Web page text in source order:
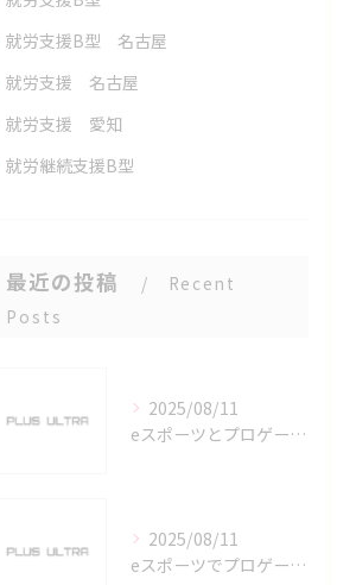
就労支援B型 名古屋
就労支援 名古屋
就労支援 愛知
就労継続支援B型
最近の投稿
Recent
Posts
2025/08/11
eスポーツとプロゲーマーを六番町駅で目指すための実践ガイド
2025/08/11
eスポーツでプロゲーマーを目指す愛知県名古屋市の最新キャリアガイド